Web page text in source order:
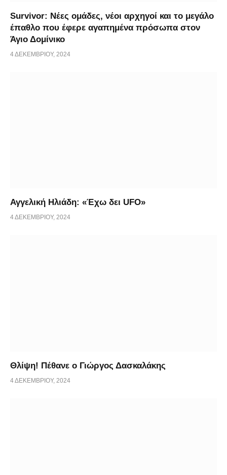
Survivor: Νέες ομάδες, νέοι αρχηγοί και το μεγάλο
έπαθλο που έφερε αγαπημένα πρόσωπα στον
Άγιο Δομίνικο
4 ΔΕΚΕΜΒΡΊΟΥ, 2024
Αγγελική Ηλιάδη: «Έχω δει UFO»
4 ΔΕΚΕΜΒΡΊΟΥ, 2024
Θλίψη! Πέθανε ο Γιώργος Δασκαλάκης
4 ΔΕΚΕΜΒΡΊΟΥ, 2024